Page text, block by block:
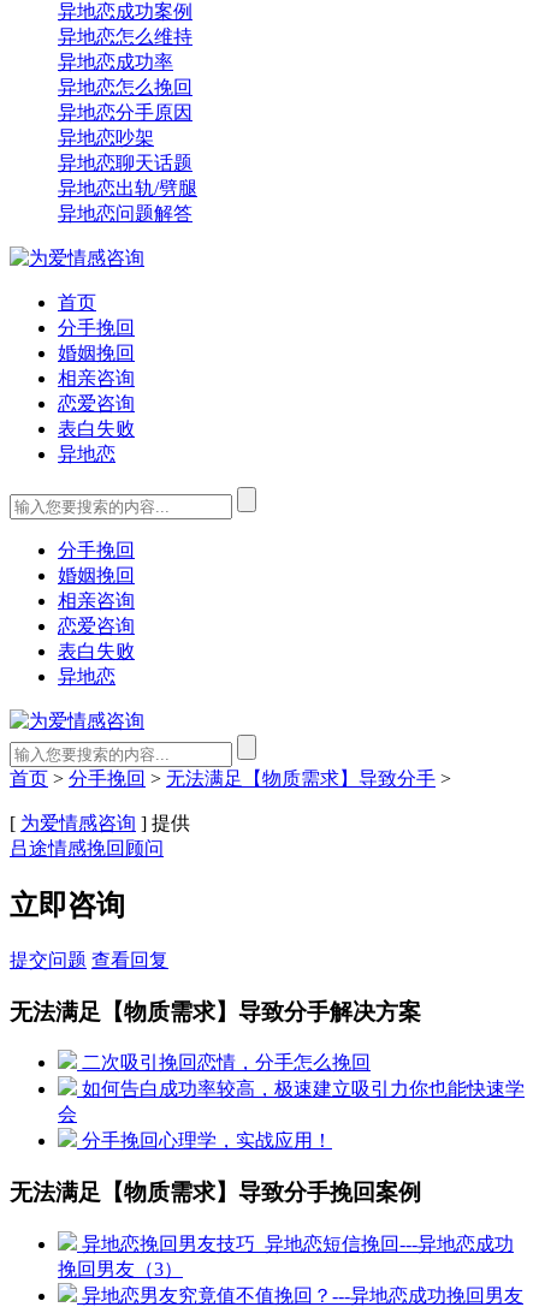
异地恋成功案例
异地恋怎么维持
异地恋成功率
异地恋怎么挽回
异地恋分手原因
异地恋吵架
异地恋聊天话题
异地恋出轨/劈腿
异地恋问题解答
首页
分手挽回
婚姻挽回
相亲咨询
恋爱咨询
表白失败
异地恋
分手挽回
婚姻挽回
相亲咨询
恋爱咨询
表白失败
异地恋
首页 > 分手挽回 > 无法满足【物质需求】导致分手 >
[ 为爱情感咨询 ] 提供
吕途情感挽回顾问
立即咨询
提交问题 查看回复
无法满足【物质需求】导致分手解决方案
二次吸引挽回恋情，分手怎么挽回
如何告白成功率较高，极速建立吸引力你也能快速学
会
分手挽回心理学，实战应用！
无法满足【物质需求】导致分手挽回案例
异地恋挽回男友技巧_异地恋短信挽回---异地恋成功
挽回男友（3）
异地恋男友究竟值不值挽回？---异地恋成功挽回男友